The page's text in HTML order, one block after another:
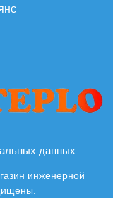
данных
инженерной